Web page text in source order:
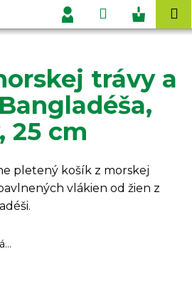
Hľadať
Prihlásenie
trávy a
25 cm
pletený košík z morskej
vlákien od žien z